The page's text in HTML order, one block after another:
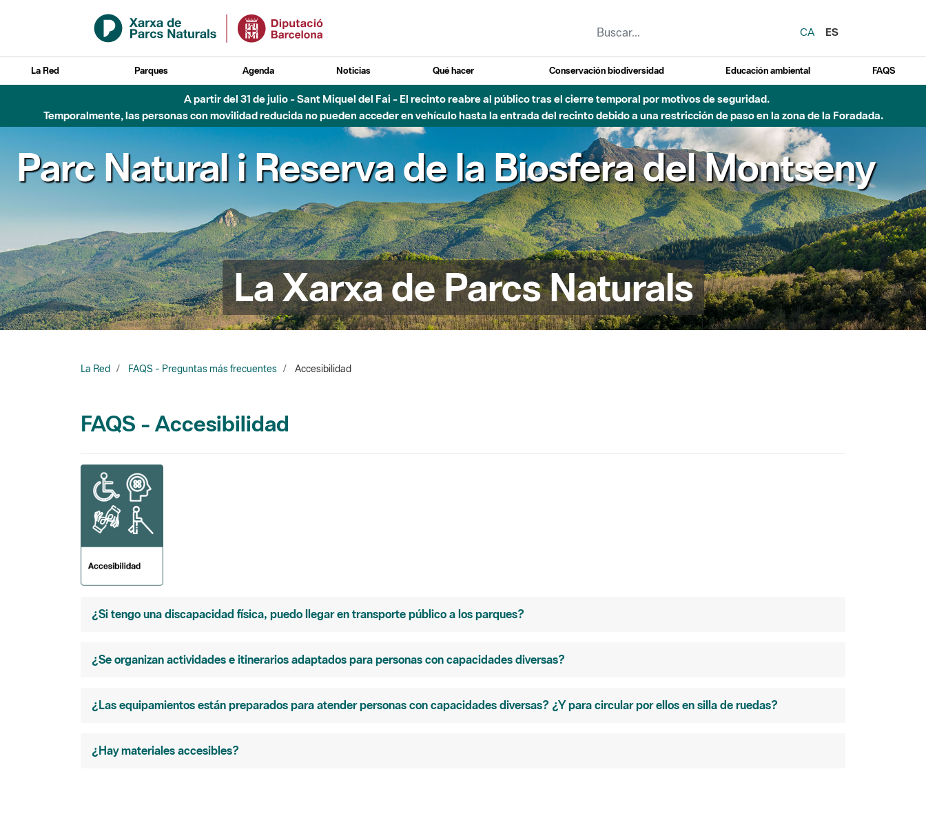
Saltar al contenido principal
CA
ES
La Red Parques Agenda Noticias Qué hacer Conservación biodiversidad Educación ambiental FAQS
A partir del 31 de julio - Sant Miquel del Fai - El recinto reabre al público tras el cierre temporal por motivos de seguridad.
Temporalmente, las personas con movilidad reducida no pueden acceder en vehículo hasta la entrada del recinto debido a una restricción de paso en la zona de la Foradada.
de la Biosfera del Montseny Parc Natural de
La Xarxa de Parcs Naturals
La Red FAQS - Preguntas más frecuentes Accesibilidad
FAQS - Accesibilidad
¿Si tengo una discapacidad física, puedo llegar en transporte público a los parques?
¿Se organizan actividades e itinerarios adaptados para personas con capacidades diversas?
¿Las equipamientos están preparados para atender personas con capacidades diversas? ¿Y para circular por ellos en silla de ruedas?
¿Hay materiales accesibles?